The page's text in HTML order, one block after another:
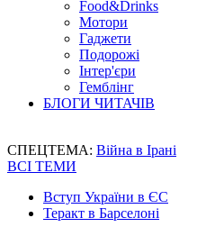
Food&Drinks
Мотори
Гаджети
Подорожі
Інтер'єри
Гемблінг
БЛОГИ ЧИТАЧІВ
СПЕЦТЕМА: Війна в Ірані
ВСІ ТЕМИ
Вступ України в ЄС
Теракт в Барселоні